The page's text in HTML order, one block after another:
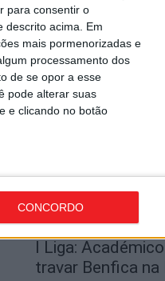
para consentir o
descrito acima. Em
mais pormenorizadas e
processamento dos
de se opor a esse
pode alterar suas
e clicando no botão
CONCORDO
Combustíveis:
baixar de forma
próxima semana
I Liga:
travar Benfica na